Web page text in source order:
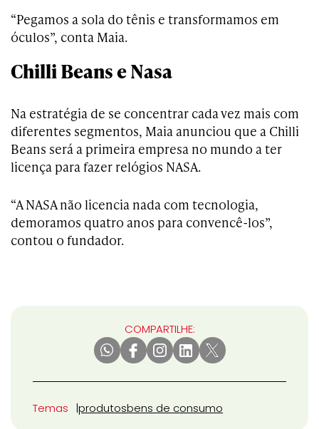
“Pegamos a sola do tênis e transformamos em
óculos”, conta Maia.
Chilli Beans e Nasa
Na estratégia de se concentrar cada vez mais com
diferentes segmentos, Maia anunciou que a Chilli
Beans será a primeira empresa no mundo a ter
licença para fazer relógios NASA.
“A NASA não licencia nada com tecnologia,
demoramos quatro anos para convencê-los”,
contou o fundador.
COMPARTILHE:
Temas produtosbens de consumo